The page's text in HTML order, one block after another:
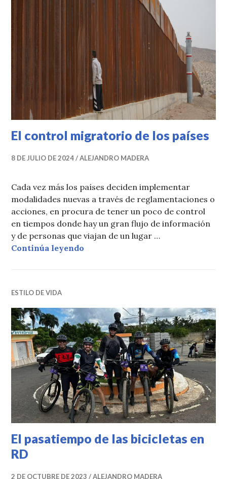
El control migratorio de los países
8 DE JULIO DE 2024 ALEJANDRO MADERA
Cada vez más los países deciden implementar
modalidades nuevas a través de reglamentaciones o
acciones, en procura de tener un poco de control
en tiempos donde hay un gran flujo de información
y de personas que viajan de un lugar …
Continúa leyendo
ESTILO DE VIDA
El pasatiempo de las bicicletas en
RD
2 DE OCTUBRE DE 2023 ALEJANDRO MADERA